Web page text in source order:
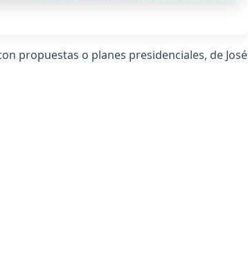
propuestas o planes presidenciales, de José